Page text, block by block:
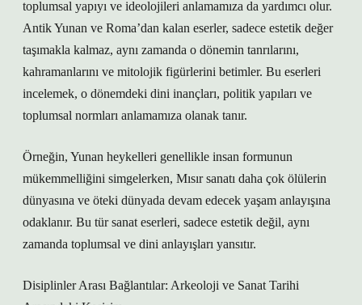
toplumsal yapıyı ve ideolojileri anlamamıza da yardımcı olur.
Antik Yunan ve Roma’dan kalan eserler, sadece estetik değer
taşımakla kalmaz, aynı zamanda o dönemin tanrılarını,
kahramanlarını ve mitolojik figürlerini betimler. Bu eserleri
incelemek, o dönemdeki dini inançları, politik yapıları ve
toplumsal normları anlamamıza olanak tanır.
Örneğin, Yunan heykelleri genellikle insan formunun
mükemmelliğini simgelerken, Mısır sanatı daha çok ölülerin
dünyasına ve öteki dünyada devam edecek yaşam anlayışına
odaklanır. Bu tür sanat eserleri, sadece estetik değil, aynı
zamanda toplumsal ve dini anlayışları yansıtır.
Disiplinler Arası Bağlantılar: Arkeoloji ve Sanat Tarihi